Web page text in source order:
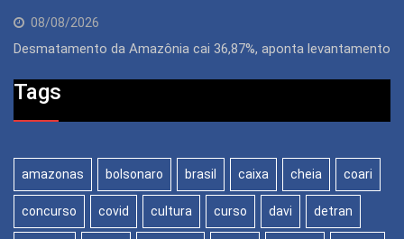
08/08/2026
Desmatamento da Amazônia cai 36,87%, aponta levantamento
Tags
amazonas bolsonaro brasil caixa cheia coari
concurso covid cultura curso davi detran